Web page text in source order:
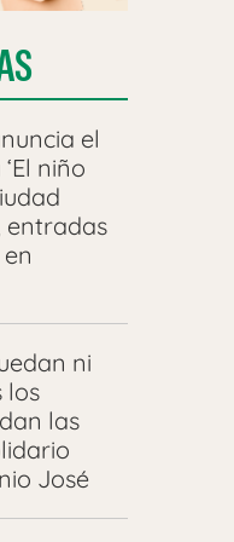
el
niño
entradas
ni
los
las
José